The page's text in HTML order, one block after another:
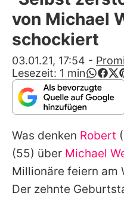
Alle
App
von Michael
schockiert
03.01.21, 17:54 -
Lesezeit: 1 min
Was denken Robert
(55) über Michael
Millionäre feiern am
Der zehnte